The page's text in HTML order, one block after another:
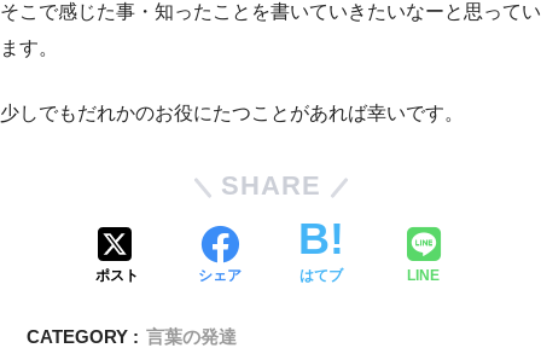
そこで感じた事・知ったことを書いていきたいなーと思ってい
ます。
少しでもだれかのお役にたつことがあれば幸いです。
SHARE
ポスト シェア はてブ LINE
CATEGORY : 言葉の発達